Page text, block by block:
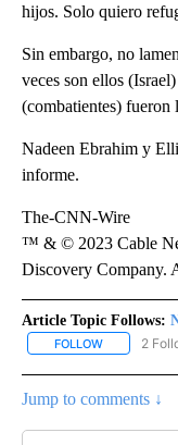
hijos. Solo quiero
Sin embargo, no
veces son ellos
(combatientes) fueron
Nadeen Ebrahim y
informe.
The-CNN-Wire
™ & © 2023 Cable
Discovery Company.
Article Topic Follows:
FOLLOW FOLLOW
2
Jump to comments ↓